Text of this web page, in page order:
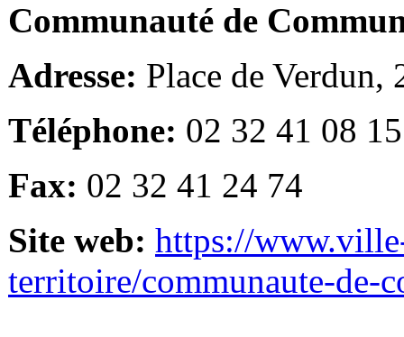
Communauté de
Adresse: Place de Verdun,
Téléphone: 02 32 41 08 15
Fax: 02 32 41 24 74
Site web: https://
territoire/communaute-de-